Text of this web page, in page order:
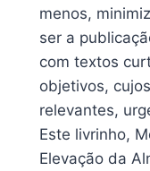
menos,
ser a
com textos
objetivos,
relevantes,
Este livrinho,
Elevação da